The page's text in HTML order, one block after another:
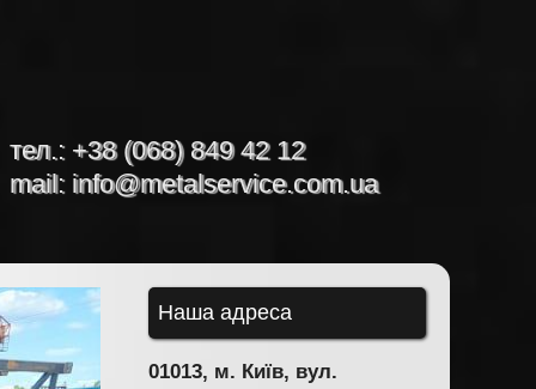
тел.: +38 (068) 849 42 12
mail: info@metalservice.com.ua
Наша адреса
01013, м. Київ, вул.